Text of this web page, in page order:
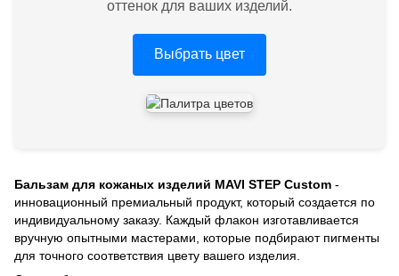
оттенок для ваших изделий.
Выбрать цвет
Бальзам для кожаных изделий MAVI STEP Custom -
инновационный премиальный продукт, который создается по
индивидуальному заказу. Каждый флакон изготавливается
вручную опытными мастерами, которые подбирают пигменты
для точного соответствия цвету вашего изделия.